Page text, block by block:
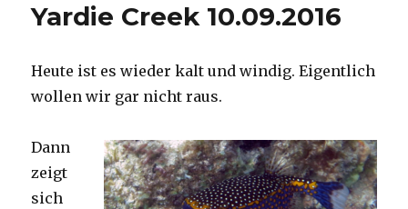
Yardie Creek 10.09.2016
Heute ist es wieder kalt und windig. Eigentlich
wollen wir gar nicht raus.
Dann
zeigt
sich